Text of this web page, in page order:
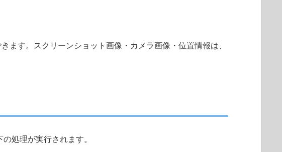
ます。スクリーンショット画像・カメラ画像・位置情報は、
処理が実行されます。